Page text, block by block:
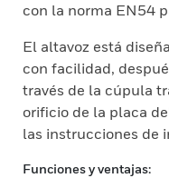
con la norma EN54
El altavoz está
con facilidad,
través de la cúpula
orificio de la placa
las instrucciones de
Funciones y ventajas: